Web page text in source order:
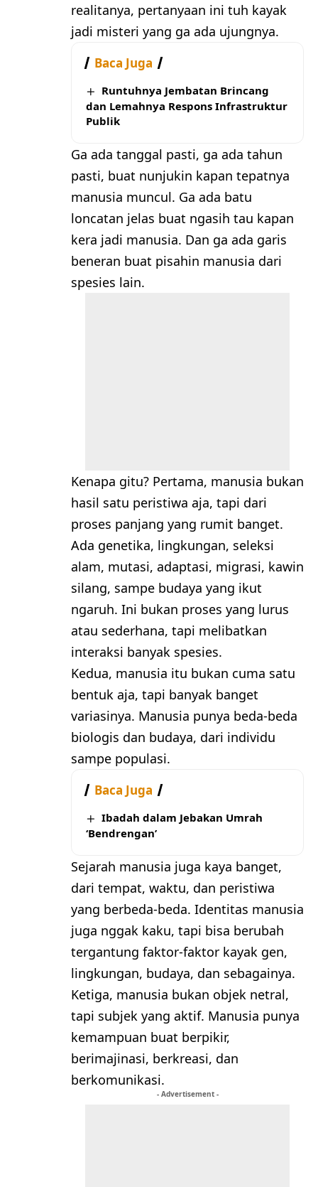
realitanya, pertanyaan ini tuh kayak
jadi misteri yang ga ada ujungnya.
Baca Juga
Runtuhnya Jembatan Brincang
dan Lemahnya Respons Infrastruktur
Publik
Ga ada tanggal pasti, ga ada tahun
pasti, buat nunjukin kapan tepatnya
manusia muncul. Ga ada batu
loncatan jelas buat ngasih tau kapan
kera jadi manusia. Dan ga ada garis
beneran buat pisahin manusia dari
spesies lain.
Kenapa gitu? Pertama, manusia bukan
hasil satu peristiwa aja, tapi dari
proses panjang yang rumit banget.
Ada genetika, lingkungan, seleksi
alam, mutasi, adaptasi, migrasi, kawin
silang, sampe budaya yang ikut
ngaruh. Ini bukan proses yang lurus
atau sederhana, tapi melibatkan
interaksi banyak spesies.
Kedua, manusia itu bukan cuma satu
bentuk aja, tapi banyak banget
variasinya. Manusia punya beda-beda
biologis dan budaya, dari individu
sampe populasi.
Baca Juga
Ibadah dalam Jebakan Umrah
‘Bendrengan’
Sejarah manusia juga kaya banget,
dari tempat, waktu, dan peristiwa
yang berbeda-beda. Identitas manusia
juga nggak kaku, tapi bisa berubah
tergantung faktor-faktor kayak gen,
lingkungan, budaya, dan sebagainya.
Ketiga, manusia bukan objek netral,
tapi subjek yang aktif. Manusia punya
kemampuan buat berpikir,
berimajinasi, berkreasi, dan
berkomunikasi.
- Advertisement -